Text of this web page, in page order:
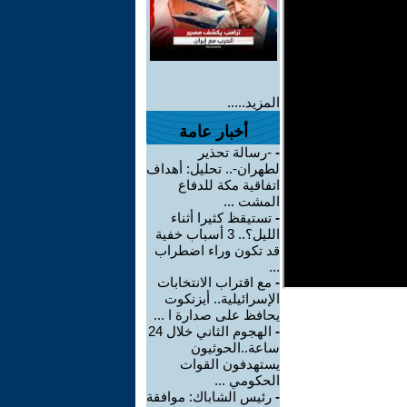
المزيد.....
أخبار عامة
- -رسالة تحذير
لطهران-.. تحليل: أهداف
اتفاقية مكة للدفاع
المشت ...
- تستيقظ كثيرا أثناء
الليل؟.. 3 أسباب خفية
قد تكون وراء اضطراب
...
- مع اقتراب الانتخابات
الإسرائيلية.. أيزنكوت
يحافظ على صدارة ا ...
-
الهجوم الثاني خلال 24
ساعة..الحوثيون
يستهدفون القوات
الحكومي ...
- رئيس الشاباك: موافقة